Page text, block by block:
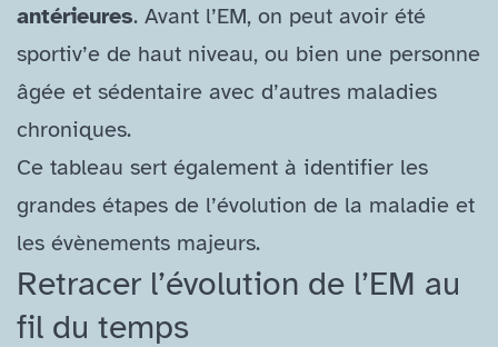
antérieures. Avant l’EM, on peut avoir été
sportiv’e de haut niveau, ou bien une personne
âgée et sédentaire avec d’autres maladies
chroniques.
Ce tableau sert également à identifier les
grandes étapes de l’évolution de la maladie et
les évènements majeurs.
Retracer l’évolution de l’EM au
fil du temps